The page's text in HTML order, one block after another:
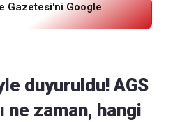
Gazetesi'ni Google
duyuruldu! AGS
ne zaman, hangi